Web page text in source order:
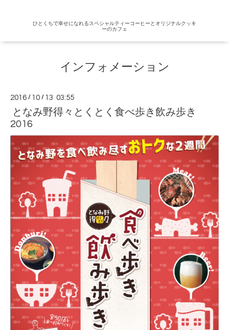
ひとくちで幸せになれるスペシャルティーコーヒーとオリジナルクッキ
ーのカフェ
インフォメーション
2016 / 10 / 13 03:55
となみ野得々とくとく食べ歩き飲み歩き
2016